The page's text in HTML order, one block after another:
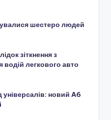
шестеро людей
зіткнення з
легкового авто
універсалів: новий A6